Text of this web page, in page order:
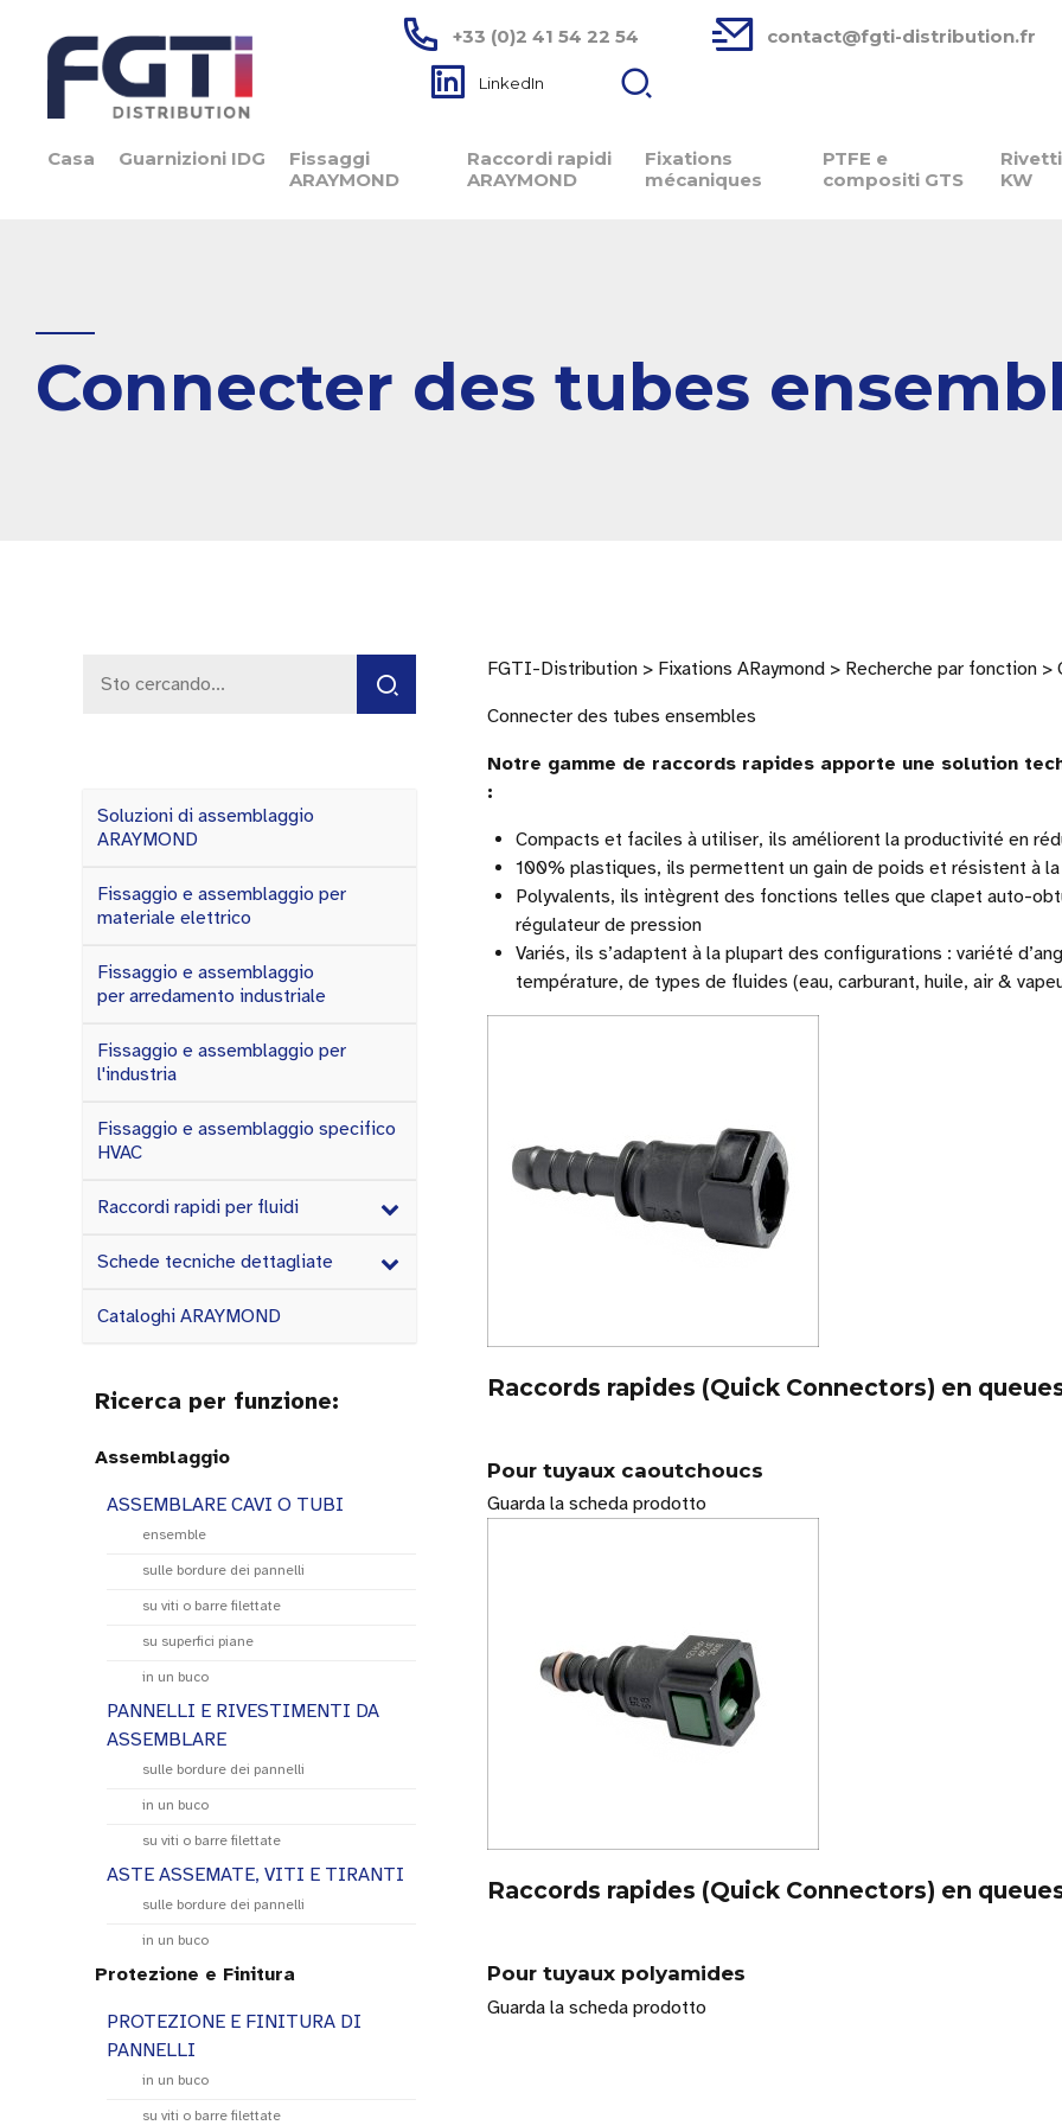
+33 (0)2 41 54 22 54 contact@fgti-distribution.fr
LinkedIn
Casa Guarnizioni IDG
Fissaggi
ARAYMOND
Raccordi rapidi
ARAYMOND
Fixations
mécaniques
PTFE e
compositi GTS
KW
Connecter des tubes
FGTI-Distribution > Fixations ARaymond > Recherche par fonction
Connecter des tubes ensembles
Notre gamme de raccords rapides apporte une solution
:
Compacts et faciles à utiliser, ils améliorent la productivité en
100% plastiques, ils permettent un gain de poids et résistent à
Polyvalents, ils intègrent des fonctions telles que clapet auto-
régulateur de pression
Variés, ils s’adaptent à la plupart des configurations : variété
température, de types de fluides (eau, carburant, huile, air &
Raccords rapides (Quick Connectors) en
Pour tuyaux caoutchoucs
Guarda la scheda prodotto
Raccords rapides (Quick Connectors) en
Pour tuyaux polyamides
Guarda la scheda prodotto
Soluzioni di assemblaggio
ARAYMOND
Fissaggio e assemblaggio per
materiale elettrico
Fissaggio e assemblaggio
per arredamento industriale
Fissaggio e assemblaggio per
l'industria
Fissaggio e assemblaggio specifico
HVAC
Raccordi rapidi per fluidi
Schede tecniche dettagliate
Cataloghi ARAYMOND
Ricerca per funzione:
Assemblaggio
ASSEMBLARE CAVI O TUBI
ensemble
sulle bordure dei pannelli
su viti o barre filettate
su superfici piane
in un buco
PANNELLI E RIVESTIMENTI DA
ASSEMBLARE
sulle bordure dei pannelli
in un buco
su viti o barre filettate
ASTE ASSEMATE, VITI E TIRANTI
sulle bordure dei pannelli
in un buco
Protezione e Finitura
PROTEZIONE E FINITURA DI
PANNELLI
in un buco
su viti o barre filettate